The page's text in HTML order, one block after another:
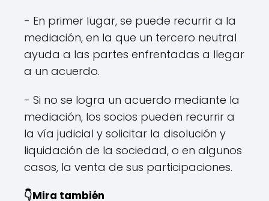
- En primer lugar, se puede recurrir a la
mediación, en la que un tercero neutral
ayuda a las partes enfrentadas a llegar
a un acuerdo.
- Si no se logra un acuerdo mediante la
mediación, los socios pueden recurrir a
la vía judicial y solicitar la disolución y
liquidación de la sociedad, o en algunos
casos, la venta de sus participaciones.
👇Mira también